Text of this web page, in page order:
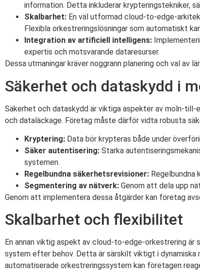
information. Detta inkluderar krypteringstekniker,
Skalbarhet: En väl utformad cloud-to-edge-
Flexibla orkestreringslösningar som automatiskt
Integration av artificiell intelligens:
expertis och motsvarande dataresurser.
Dessa utmaningar kräver noggrann planering och val
Säkerhet och dataskydd i
Säkerhet och dataskydd är viktiga aspekter av moln-
och dataläckage. Företag måste därför vidta robusta
Kryptering: Data bör krypteras både under
Säker autentisering: Starka
systemen.
Regelbundna säkerhetsrevisioner: Regelbundna
Segmentering av nätverk: Genom att dela upp
Genom att implementera dessa åtgärder kan företag
Skalbarhet och flexibilitet
En annan viktig aspekt av cloud-to-edge-orkestrering
system efter behov. Detta är särskilt viktigt i dynamiska
automatiserade orkestreringssystem kan företagen